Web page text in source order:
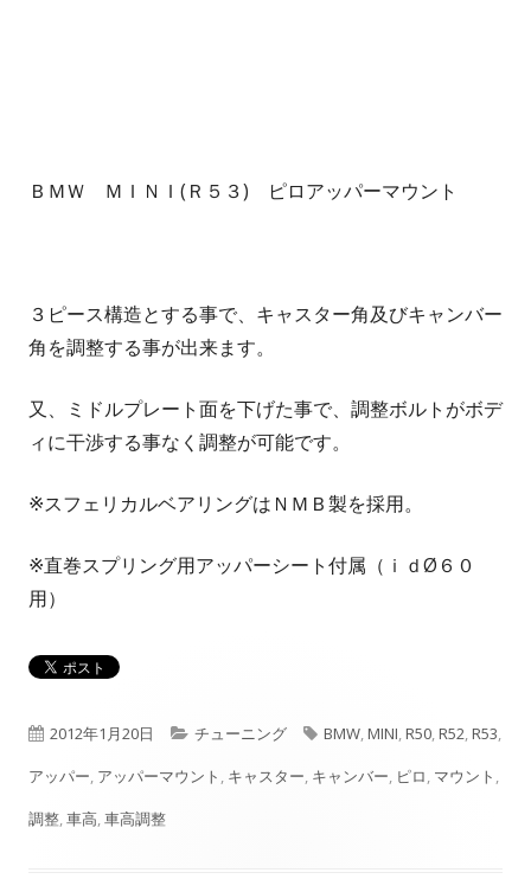
ＢＭＷ ＭＩＮＩ(Ｒ５３) ピロアッパーマウント
３ピース構造とする事で、キャスター角及びキャンバー
角を調整する事が出来ます。
又、ミドルプレート面を下げた事で、調整ボルトがボデ
ィに干渉する事なく調整が可能です。
※スフェリカルベアリングはＮＭＢ製を採用。
※直巻スプリング用アッパーシート付属（ｉｄØ６０
用）
公
開
日
2012年1月20日
カ
テ
チューニング
タ
グ
BMW,MINI,R50,R52,R53,
アッパー, アッパーマウント , キャスター, キャンバー, ピロ, マウント ,
調整,車高,車高調整